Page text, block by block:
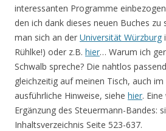
interessanten Programme
den ich dank dieses neuen Buches zu
man sich an der Universität Würzburg
Rühlke!) oder z.B. hier… Warum ich
Schwalb spreche? Die nahtlos
gleichzeitig auf meinen Tisch, auch
ausführliche Hinweise, siehe hier.
Ergänzung des Steuermann-Bandes:
Inhaltsverzeichnis Seite 523-637.